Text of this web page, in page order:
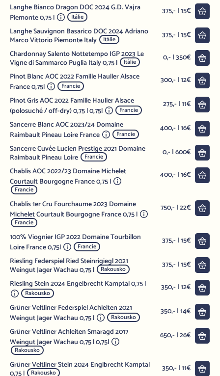
Langhe Bianco Dragon DOC 2024 G.D. Vajra
Piemonte 0,75 l
Itálie
375,- | 15€
Langhe Sauvignon Basarico DOC 2024 Adriano
Marco Vittorio Piemonte Italy Itálie 375,- | 15€
Chardonnay Salento Nottetempo IGP 2023 Le
Vigne di Sammarco Puglia Italy 0,75 l Itálie 0,- | 350€
Pinot Blanc AOC 2022 Famille Hauller Alsace
France 0,75l
Francie
300,- | 12€
Pinot Gris AOC 2022 Famille Hauller Alsace
(polosuché / off-dry) 0,75 l 0,75l
Francie
275,- | 11€
Sancerre Blanc AOC 2023/24 Domaine
Raimbault Pineau Loire France
Francie
400,- | 16€
Sancerre Cuvée Lucien Prestige 2021 Domaine
Raimbault Pineau Loire Francie 0,- | 600€
Chablis AOC 2022/23 Domaine Michelet
Courtault Bourgogne France 0,75 l
Francie
400,- | 16€
Chablis 1er Cru Fourchaume 2023 Domaine
Michelet Courtault Bourgogne France 0,75 l
Francie
750,- | 22€
100% Viognier IGP 2022 Domaine Tourbillon
Loire France 0,75l
Francie
375,- | 15€
Riesling Federspiel Ried Steinrigiegl 2021
Weingut Jager Wachau 0,75 l Rakousko 375,- | 15€
Riesling Stein 2024 Engelbrecht Kamptal 0,75 l
Rakousko
350,- | 12€
Grüner Veltliner Federspiel Achleiten 2021
Weingut Jager Wachau 0,75 l
Rakousko
350,- | 14€
Grüner Veltliner Achleiten Smaragd 2017
Weingut Jager Wachau 0,75 l 0,75l
Rakousko
650,- | 26€
Grüner Veltliner Stein 2024 Englbrecht Kamptal
Rakousko 350,- | 11€